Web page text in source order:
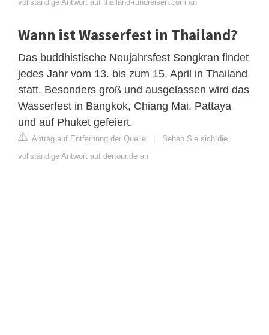
vollständige Antwort auf thailand-rundreisen.com an
Wann ist Wasserfest in Thailand?
Das buddhistische Neujahrsfest Songkran findet
jedes Jahr vom 13. bis zum 15. April in Thailand
statt. Besonders groß und ausgelassen wird das
Wasserfest in Bangkok, Chiang Mai, Pattaya
und auf Phuket gefeiert.
Antrag auf Entfernung der Quelle | Sehen Sie sich die
vollständige Antwort auf dertour.de an